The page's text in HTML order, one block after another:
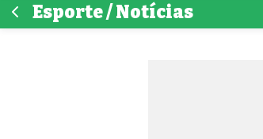
Esporte / Notícias